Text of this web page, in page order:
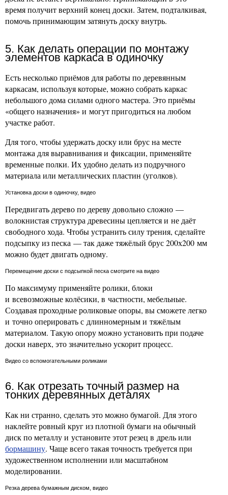
время получит верхний конец доски. Затем, подталкивая,
помочь принимающим затянуть доску внутрь.
5. Как делать операции по монтажу
элементов каркаса в одиночку
Есть несколько приёмов для работы по деревянным
каркасам, используя которые, можно собрать каркас
небольшого дома силами одного мастера. Это приёмы
«общего назначения» и могут пригодиться на любом
участке работ.
Для того, чтобы удержать доску или брус на месте
монтажа для выравнивания и фиксации, применяйте
временные полки. Их удобно делать из подручного
материала или металлических пластин (уголков).
Установка доски в одиночку, видео
Передвигать дерево по дереву довольно сложно —
волокнистая структура древесины цепляется и не даёт
свободного хода. Чтобы устранить силу трения, сделайте
подсыпку из песка — так даже тяжёлый брус 200х200 мм
можно будет двигать одному.
Перемещение доски с подсыпкой песка смотрите на видео
По максимуму применяйте ролики, блоки
и всевозможные колёсики, в частности, мебельные.
Создавая проходные роликовые опоры, вы сможете легко
и точно оперировать с длинномерным и тяжёлым
материалом. Такую опору можно установить при подаче
доски наверх, это значительно ускорит процесс.
Видео со вспомогательными роликами
6. Как отрезать точный размер на
тонких деревянных деталях
Как ни странно, сделать это можно бумагой. Для этого
наклейте ровный круг из плотной бумаги на обычный
диск по металлу и установите этот резец в дрель или
бормашину. Чаще всего такая точность требуется при
художественном исполнении или масштабном
моделировании.
Резка дерева бумажным диском, видео